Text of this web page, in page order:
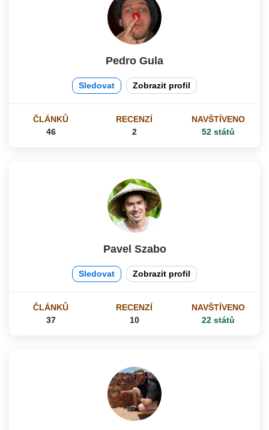
Pedro Gula
Sledovat Zobrazit profil
ČLÁNKŮ
46
RECENZÍ
2
NAVŠTÍVENO
52 států
Pavel Szabo
Sledovat Zobrazit profil
ČLÁNKŮ
37
RECENZÍ
10
NAVŠTÍVENO
22 států